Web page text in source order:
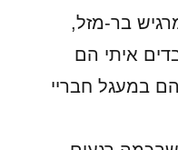
בר-מזל,
איתי הם
במעגל חבריי